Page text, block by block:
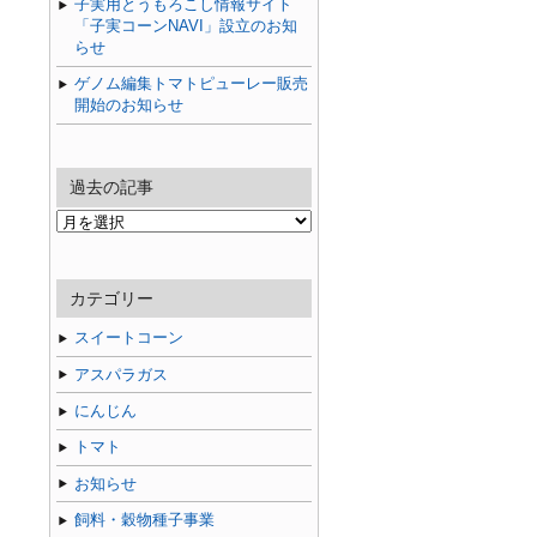
子実用とうもろこし情報サイト
「子実コーンNAVI」設立のお知
らせ
ゲノム編集トマトピューレー販売
開始のお知らせ
過去の記事
過
記
事
カテゴリー
スイートコーン
アスパラガス
にんじん
トマト
お知らせ
飼料・穀物種子事業